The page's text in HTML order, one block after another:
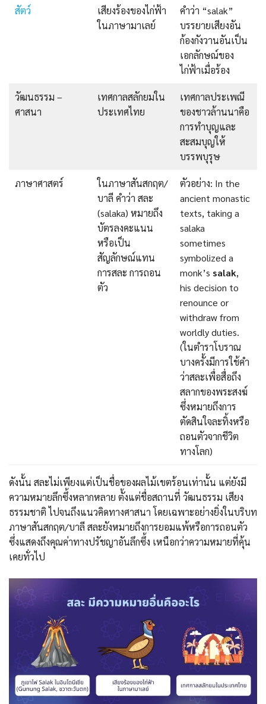
สัตว์
เสียงร้องของไก่ฟ้า
ในภาษามาเลย์
คำว่า “salak”
บรรยายเสียงอัน
ก้องกังวานอันเป็น
เอกลักษณ์ของ
ไก่ฟ้าเมื่อร้อง
วัฒนธรรม –
ศาสนา
เทศกาลสลักยมใน
ประเทศไทย
เทศกาลประเพณี
ของชาวล้านนาคือ
การทำบุญและ
สะสมบุญให้
บรรพบุรุษ
ภาษาศาสตร์
ในภาษาสันสกฤต/
บาลี คำว่า สละ
(salaka) หมายถึง
บัตรลงคะแนน
หรือเป็น
สัญลักษณ์แทน
การสละ การถอน
ตัว
ตัวอย่าง: In the
ancient monastic
texts, taking a
salaka
sometimes
symbolized a
monk’s salak,
his decision to
renounce or
withdraw from
worldly duties.
(ในตำราโบราณ
บางครั้งมีการใช้คำ
ว่าสละเพื่อสื่อถึง
สลากของพระสงฆ์
ซึ่งหมายถึงการ
ตัดสินใจละทิ้งหรือ
ถอนตัวจากชีวิต
ทางโลก)
ดังนั้น สละไม่เพียงแต่เป็นชื่อของผลไม้เขตร้อนเท่านั้น แต่ยังมี
ความหมายลึกซึ้งหลากหลาย ตั้งแต่ชื่อสถานที่ วัฒนธรรม เสียง
ธรรมชาติ ไปจนถึงแนวคิดทางศาสนา โดยเฉพาะอย่างยิ่งในบริบท
ภาษาสันสกฤต/บาลี สละยังหมายถึงการยอมแพ้หรือการถอนตัว
ซึ่งแสดงถึงคุณค่าทางปรัชญาอันลึกซึ้ง เหนือกว่าความหมายที่คุ้น
เคยทั่วไป